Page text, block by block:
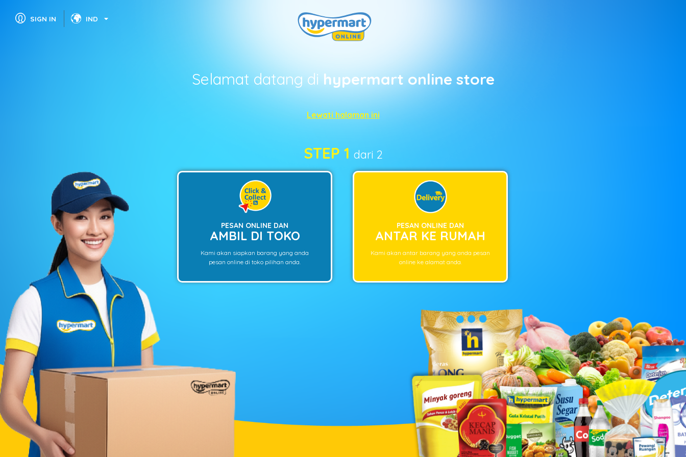
SIGN IN IND
Selamat datang di hypermart online store
Lewati halaman ini
STEP 1 dari 2
PESAN ONLINE DAN
AMBIL DI TOKO
Kami akan siapkan barang yang anda
pesan online di toko pilihan anda.
PESAN ONLINE DAN
ANTAR KE RUMAH
Kami akan antar barang yang anda pesan
online ke alamat anda.